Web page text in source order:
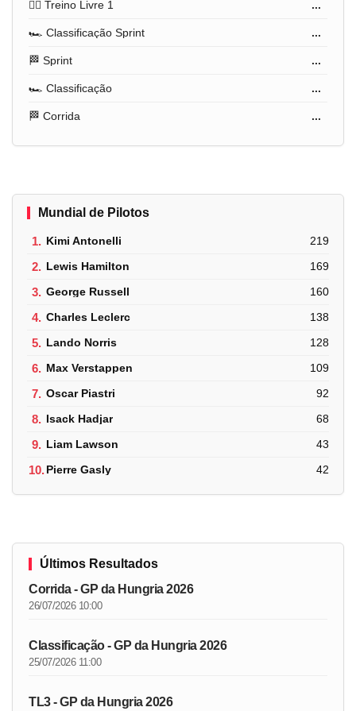
🏋️‍♂️ Treino Livre 1 ...
🏎️ Classificação Sprint ...
🏁 Sprint ...
🏎️ Classificação ...
🏁 Corrida ...
Mundial de Pilotos
1. Kimi Antonelli 219
2. Lewis Hamilton 169
3. George Russell 160
4. Charles Leclerc 138
5. Lando Norris 128
6. Max Verstappen 109
7. Oscar Piastri 92
8. Isack Hadjar 68
9. Liam Lawson 43
10.Pierre Gasly 42
Últimos Resultados
Corrida - GP da Hungria 2026
26/07/2026 10:00
Classificação - GP da Hungria 2026
25/07/2026 11:00
TL3 - GP da Hungria 2026